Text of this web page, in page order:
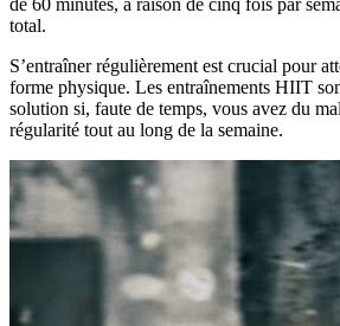
total.
S’entraîner régulièrement est crucial pour
forme physique. Les entraînements HIIT
solution si, faute de temps, vous avez du
régularité tout au long de la semaine.